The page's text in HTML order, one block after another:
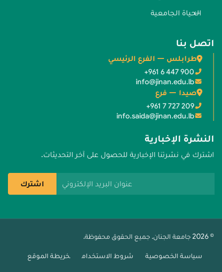
الحياة الجامعية
اتصل بنا
طرابلس — الفرع الرئيسي
+961 6 447 900
info@jinan.edu.lb
صيدا — فرع
+961 7 727 209
info.saida@jinan.edu.lb
النشرة الإخبارية
اشترك في نشرتنا الإخبارية للحصول على آخر التحديثات.
اشترك
© 2026 جامعة الجنان. جميع الحقوق محفوظة.
سياسة الخصوصية شروط الاستخدام خريطة الموقع